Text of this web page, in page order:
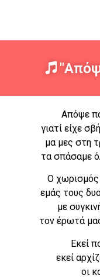
Απόψε
γιατί είχε
μα μες στη
τα σπάσαμε
Ο χωρισμός
εμάς τους
με
τον έρωτά
Εκεί
εκεί
οι